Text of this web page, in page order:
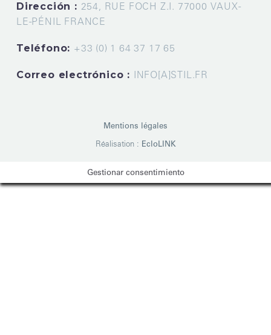
Dirección : 254, RUE FOCH Z.I. 77000 VAUX-
LE-PÉNIL FRANCE
Teléfono: +33 (0) 1 64 37 17 65
Correo electrónico : INFO[A]STIL.FR
Mentions légales
Réalisation : EcloLINK
Gestionar consentimiento